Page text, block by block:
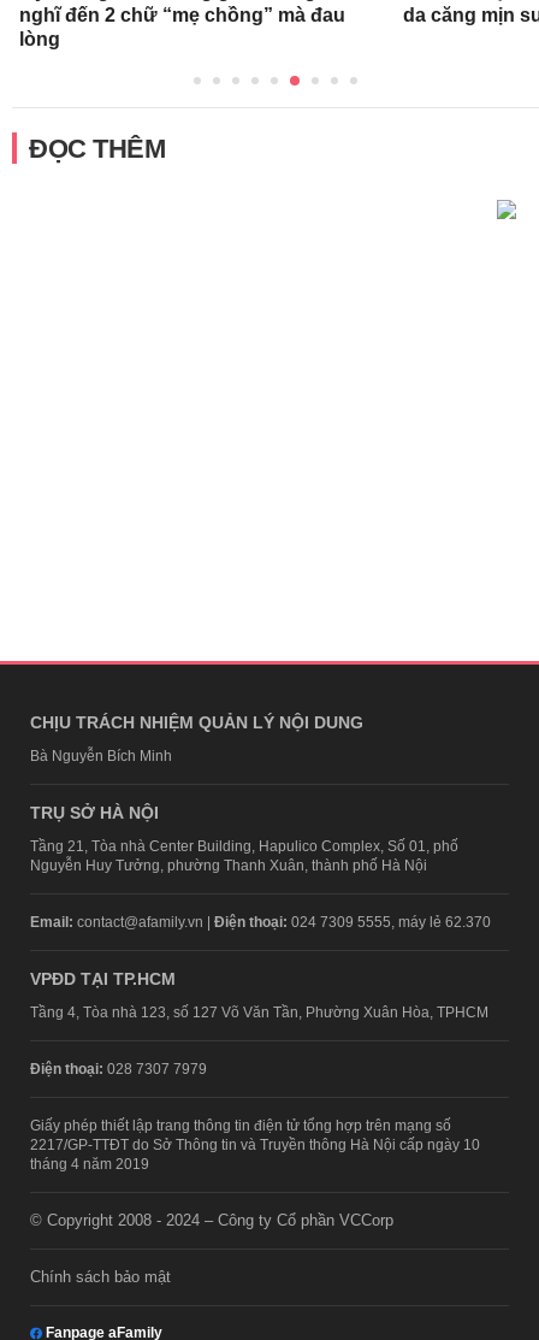
nghĩ đến 2 chữ “mẹ chồng” mà đau
lòng
da căng mịn
ĐỌC THÊM
CHỊU TRÁCH NHIỆM QUẢN LÝ NỘI DUNG
Bà Nguyễn Bích Minh
TRỤ SỞ HÀ NỘI
Tầng 21, Tòa nhà Center Building, Hapulico Complex, Số 01, phố
Nguyễn Huy Tưởng, phường Thanh Xuân, thành phố Hà Nội
Email: contact@afamily.vn | Điện thoại: 024 7309 5555, máy lẻ 62.370
VPĐD TẠI TP.HCM
Tầng 4, Tòa nhà 123, số 127 Võ Văn Tần, Phường Xuân Hòa, TPHCM
Điện thoại: 028 7307 7979
Giấy phép thiết lập trang thông tin điện tử tổng hợp trên mạng số
2217/GP-TTĐT do Sở Thông tin và Truyền thông Hà Nội cấp ngày 10
tháng 4 năm 2019
© Copyright 2008 - 2024 – Công ty Cổ phần VCCorp
Chính sách bảo mật
Fanpage aFamily